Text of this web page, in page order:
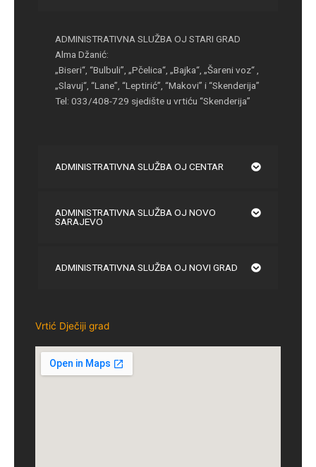
ADMINISTRATIVNA SLUŽBA OJ STARI GRAD
Alma Džanić:
„Biseri“, “Bulbuli”, „Pčelica“, „Bajka“, „Šareni voz“ ,
„Slavuj“, “Lane”, “Leptirić”, “Makovi” i “Skenderija”
Tel: 033/408-729 sjedište u vrtiću “Skenderija”
ADMINISTRATIVNA SLUŽBA OJ CENTAR
ADMINISTRATIVNA SLUŽBA OJ NOVO
SARAJEVO
ADMINISTRATIVNA SLUŽBA OJ NOVI GRAD
Vrtić Dječiji grad